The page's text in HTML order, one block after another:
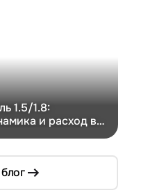
1.5/1.8:
и расход в